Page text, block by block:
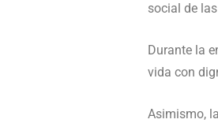
social de
Durante la
vida con
Asimismo,